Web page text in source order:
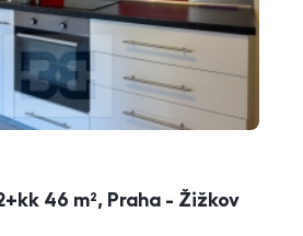
46 m², Praha - Žižkov